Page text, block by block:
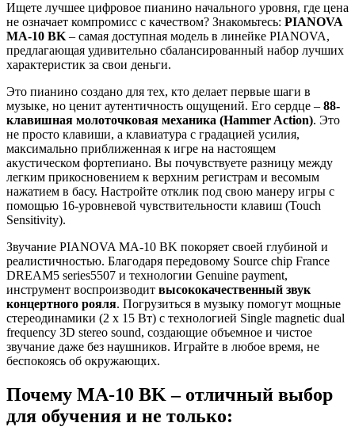
Ищете лучшее цифровое пианино начального уровня, где цена
не означает компромисс с качеством? Знакомьтесь: PIANOVA
MA-10 BK – самая доступная модель в линейке PIANOVA,
предлагающая удивительно сбалансированный набор лучших
характеристик за свои деньги.
Это пианино создано для тех, кто делает первые шаги в
музыке, но ценит аутентичность ощущений. Его сердце – 88-
клавишная молоточковая механика (Hammer Action). Это
не просто клавиши, а клавиатура с градацией усилия,
максимально приближенная к игре на настоящем
акустическом фортепиано. Вы почувствуете разницу между
легким прикосновением к верхним регистрам и весомым
нажатием в басу. Настройте отклик под свою манеру игры с
помощью 16-уровневой чувствительности клавиш (Touch
Sensitivity).
Звучание PIANOVA MA-10 BK покоряет своей глубиной и
реалистичностью. Благодаря передовому Source chip France
DREAM5 series5507 и технологии Genuine payment,
инструмент воспроизводит высококачественный звук
концертного рояля. Погрузиться в музыку помогут мощные
стереодинамики (2 х 15 Вт) с технологией Single magnetic dual
frequency 3D stereo sound, создающие объемное и чистое
звучание даже без наушников. Играйте в любое время, не
беспокоясь об окружающих.
Почему MA-10 BK – отличный выбор
для обучения и не только: